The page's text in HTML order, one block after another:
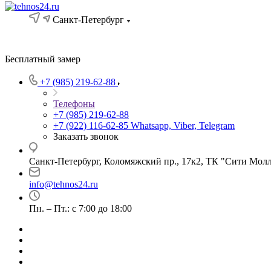
Санкт-Петербург
Бесплатный замер
+7 (985) 219-62-88
Телефоны
+7 (985) 219-62-88
+7 (922) 116-62-85 Whatsapp, Viber, Telegram
Заказать звонок
Санкт-Петербург, Коломяжский пр., 17к2, ТК "Сити
info@tehnos24.ru
Пн. – Пт.: с 7:00 до 18:00